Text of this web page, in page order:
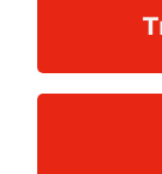
Keine